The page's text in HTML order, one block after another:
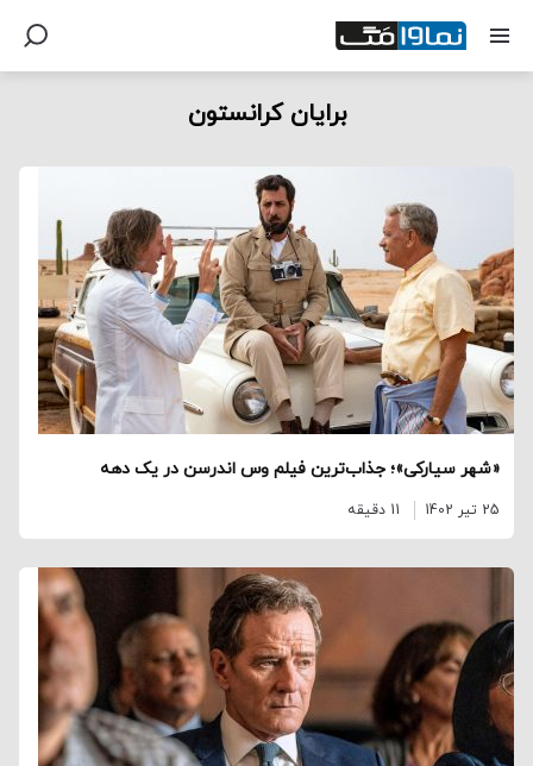
برایان کرانستون
«شهر سیارکی»؛ جذاب‌ترین فیلم وس اندرسن در یک دهه
25 تیر 1402 11 دقیقه